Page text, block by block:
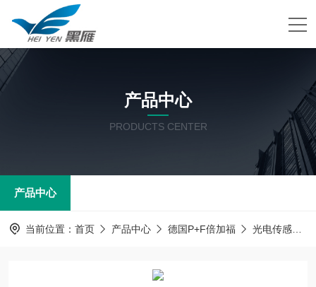
产品中心
PRODUCTS CENTER
产品中心
当前位置： 首页 产品中心 德国P+F倍加福 光电传感器